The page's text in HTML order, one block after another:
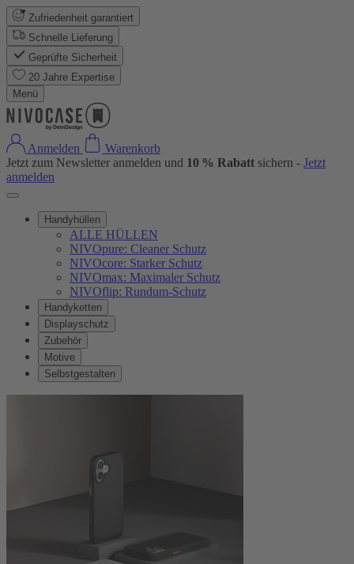
Zufriedenheit garantiert
Schnelle Lieferung
Geprüfte Sicherheit
20 Jahre Expertise
Menü
Anmelden
Warenkorb
Jetzt zum Newsletter anmelden und 10 % Rabatt sichern - Jetzt
anmelden
Handyhüllen
ALLE HÜLLEN
NIVOpure: Cleaner Schutz
NIVOcore: Starker Schutz
NIVOmax: Maximaler Schutz
NIVOflip: Rundum-Schutz
Handyketten
Displayschutz
Zubehör
Motive
Selbstgestalten